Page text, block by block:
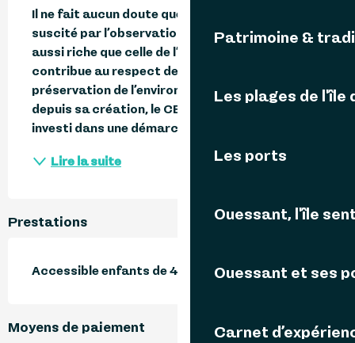
Patrimoine &
Les plages de l'île
Les ports
Ouessant, l'île
Ouessant et ses
Carnet
Il ne fait aucun doute que l’émerveillement
suscité par l’observation d’une biodiversité
aussi riche que celle de l’île d’Ouessant
contribue au respect de la nature et à la
préservation de l’environnement. C’est pourquoi
depuis sa création, le CEMO s’est toujours
investi dans une démarche...
Lire la suite
Prestations
Accessible enfants de 4 à 12 ans
Moyens de paiement